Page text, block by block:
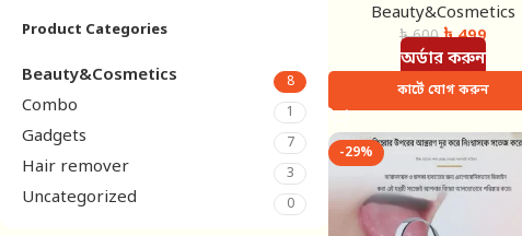
Product Categories
Beauty&Cosmetics 8
Combo 1
Gadgets 7
Hair remover 3
Uncategorized 0
Beauty&Cosmetics
৳600 ৳499
অর্ডার করুন
কার্টে যোগ করুন
-29%